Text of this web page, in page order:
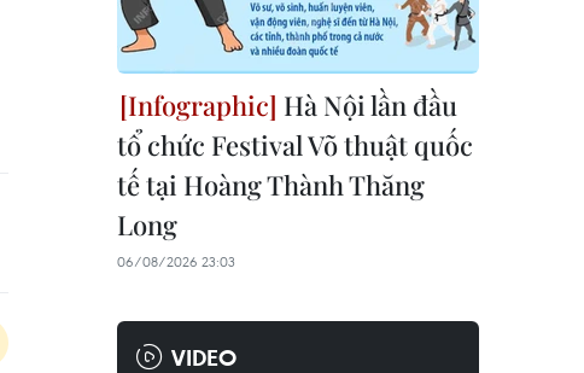
Hà Nội lần đầu
tổ chức Festival Võ thuật quốc
tế tại Hoàng Thành Thăng
Long
06/08/2026 23:03
VIDEO